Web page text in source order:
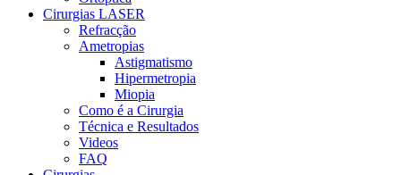
Cirurgias LASER
Refracção
Ametropias
Astigmatismo
Hipermetropia
Miopia
Como é a Cirurgia
Técnica e Resultados
Videos
FAQ